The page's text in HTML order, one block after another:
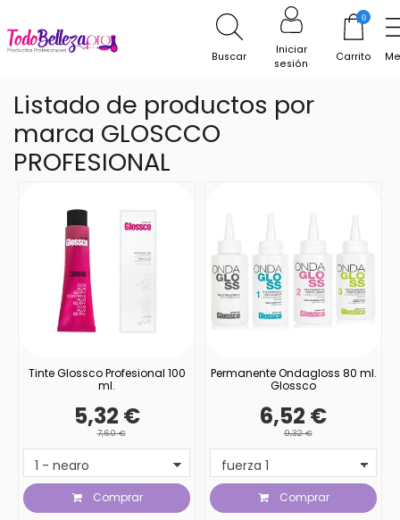
Buscar
Iniciar
sesión
0
Carrito
Inicio GLOSCCO PROFESIONAL
Listado de productos por
marca GLOSCCO
PROFESIONAL
Tinte Glossco Profesional 100
ml.
5,32 €
7,60 €
Comprar
Permanente Ondagloss 80 ml.
Glossco
6,52 €
9,32 €
Comprar